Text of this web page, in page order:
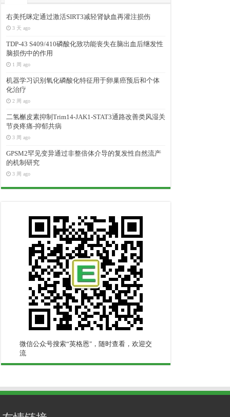
右美托咪定通过激活SIRT3减轻肾缺血再灌注损伤
3 天 ago
TDP-43 S409/410磷酸化致功能丧失在脑出血后继发性
脑损伤中的作用
1 周 ago
机器学习识别氧化磷酸化特征用于卵巢癌预后和个体
化治疗
2 周 ago
二氢槲皮素抑制Trim14-JAK1-STAT3通路改善类风湿关
节炎疼痛-抑郁共病
3 周 ago
GPSM2罕见变异通过非整倍体介导的复发性自然流产
的机制研究
3 周 ago
微信公众号搜索“英格恩"，随时查看，欢迎交
流